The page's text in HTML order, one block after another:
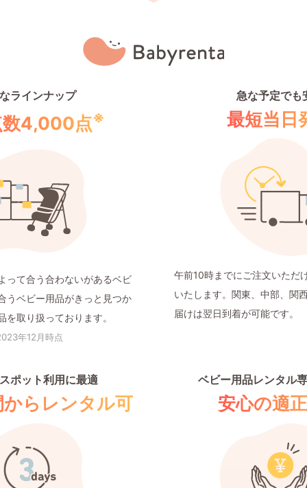
ラインナップ
数4,000点※
って合う合わないがあるベビ
うベビー用品がきっと見つか
を取り扱っております。
年12月時点
急な予定でも
最短当日
午前10時までにご注文いただ
いたします。関東、中部、関
届けは翌日到着が可能です。
ポット利用に最適
らレンタル可
ベビー用品レンタル
安心の適